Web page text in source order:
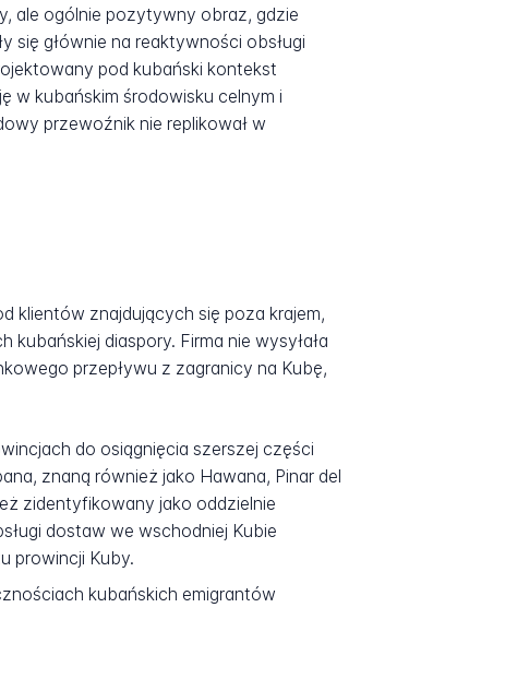
ale ogólnie pozytywny obraz, gdzie
się głównie na reaktywności obsługi
pod kubański kontekst
w kubańskim środowisku celnym i
przewoźnik nie replikował w
klientów znajdujących się poza krajem,
diaspory. Firma nie wysyłała
przepływu z zagranicy na Kubę,
do osiągnięcia szerszej części
znaną również jako Hawana, Pinar del
zidentyfikowany jako oddzielnie
dostaw we wschodniej Kubie
prowincji Kuby.
kubańskich emigrantów